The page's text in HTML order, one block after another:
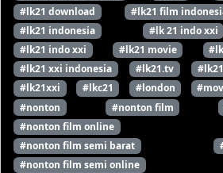
#lk21 download
#lk21 film
#lk21 indonesia
#lk 21 indo xxi
#lk21 indo xxi
#lk21 movie
#lk21 xxi indonesia
#lk21.tv
#lk21xxi
#lkc21 #london
#nonton
#nonton film
#nonton film online
#nonton film semi barat
#nonton film semi online